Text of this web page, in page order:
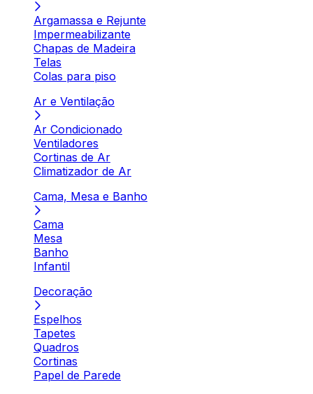
Argamassa e Rejunte
Impermeabilizante
Chapas de Madeira
Telas
Colas para piso
Ar e Ventilação
Ar Condicionado
Ventiladores
Cortinas de Ar
Climatizador de Ar
Cama, Mesa e Banho
Cama
Mesa
Banho
Infantil
Decoração
Espelhos
Tapetes
Quadros
Cortinas
Papel de Parede